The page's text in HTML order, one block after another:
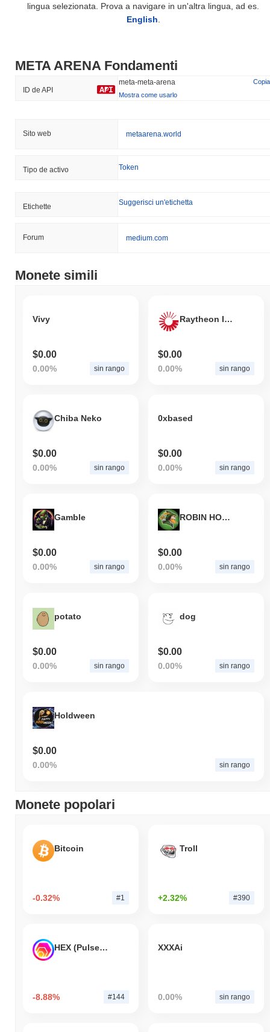
lingua selezionata. Prova a navigare in un'altra lingua, ad es.
English
META ARENA Fondamenti
ID de API
meta-meta-arena
Copia
Mostra come usarlo
Sito web metaarena.world
Tipo de activo Token
Etichette Suggerisci un'etichetta
Forum medium.com
Monete simili
Vivy
$0.00
0.00% sin rango
Raytheon Inu
$0.00
0.00% sin rango
Chiba Neko
$0.00
0.00% sin rango
0xbased
$0.00
0.00% sin rango
Gamble
$0.00
0.00% sin rango
ROBIN HOOD
$0.00
0.00% sin rango
potato
$0.00
0.00% sin rango
dog
$0.00
0.00% sin rango
Holdween
$0.00
0.00% sin rango
Monete popolari
Bitcoin
-0.32% #1
Troll
+2.32% #390
HEX (Pulsechain)
-8.88% #144
XXXAi
0.00% sin rango